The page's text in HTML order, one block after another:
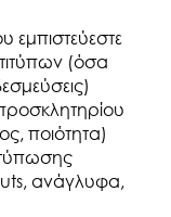
εμπιστεύεστε
(όσα
ποιότητα)
ανάγλυφα,